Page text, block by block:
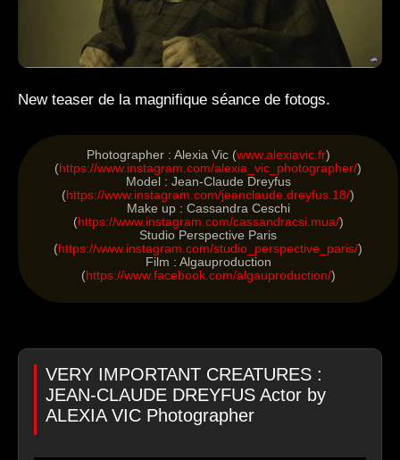
New teaser de la magnifique séance de fotogs.
Photographer : Alexia Vic (www.alexiavic.fr)
(https://www.instagram.com/alexia_vic_photographer/)
Model : Jean-Claude Dreyfus
(https://www.instagram.com/jeanclaude.dreyfus.18/)
Make up : Cassandra Ceschi
(https://www.instagram.com/cassandracsi.mua/)
Studio Perspective Paris
(https://www.instagram.com/studio_perspective_paris/)
Film : Algauproduction
(https://www.facebook.com/algauproduction/)
VERY IMPORTANT CREATURES :
JEAN-CLAUDE DREYFUS Actor by
ALEXIA VIC Photographer